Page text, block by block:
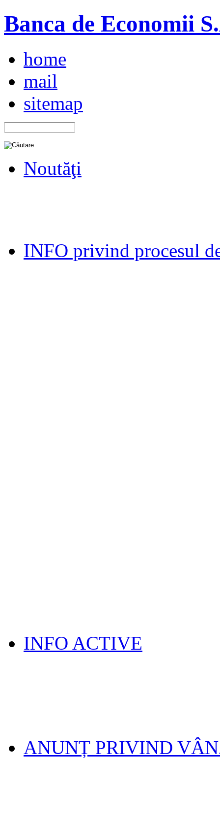
Banca de Economii
home
mail
sitemap
Noutăţi
INFO privind procesul
INFO ACTIVE
ANUNȚ PRIVIND